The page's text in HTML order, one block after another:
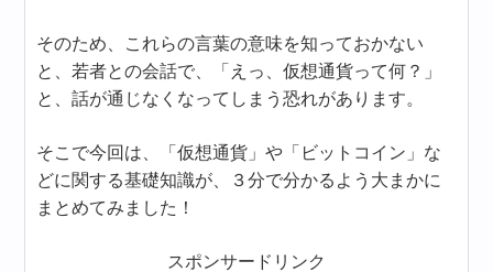
そのため、これらの言葉の意味を知っておかない
と、若者との会話で、「えっ、仮想通貨って何？」
と、話が通じなくなってしまう恐れがあります。
そこで今回は、「仮想通貨」や「ビットコイン」な
どに関する基礎知識が、３分で分かるよう大まかに
まとめてみました！
スポンサードリンク